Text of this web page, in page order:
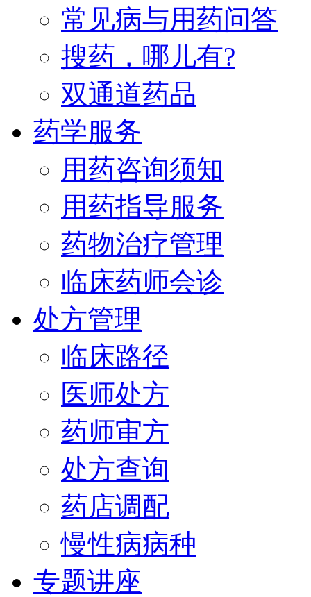
常见病与用药问答
搜药，哪儿有?
双通道药品
药学服务
用药咨询须知
用药指导服务
药物治疗管理
临床药师会诊
处方管理
临床路径
医师处方
药师审方
处方查询
药店调配
慢性病病种
专题讲座